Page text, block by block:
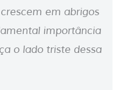
em abrigos
importância
o lado triste dessa